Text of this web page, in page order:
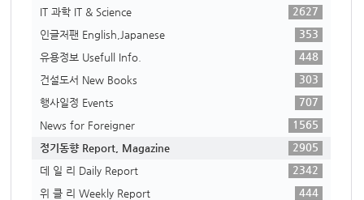
IT 과학 IT & Science
2627
인글저팬 English,Japanese
353
유용정보 Usefull Info.
448
건설도서 New Books
303
행사일정 Events
707
News for Foreigner
1565
정기동향 Report, Magazine
2905
데 일 리 Daily Report
2342
위 클 리 Weekly Report
444